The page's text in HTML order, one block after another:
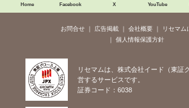
Home Facebook X YouTube
お問合せ 広告掲載 会社概要
リセマム
個人情報保護方針
リセマムは、株式会社イード（東証
営するサービスです。
証券コード：6038